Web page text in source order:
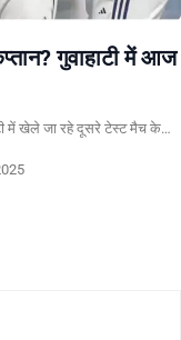
गुवाहाटी में आज
में खेले जा रहे दूसरे टेस्ट मैच के…